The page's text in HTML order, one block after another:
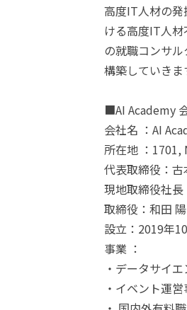
高度IT人材の発
ける高度IT人
の就職コンサ
構築していきま
■AI Academy
会社名 ：AI
所在地 ：
代表取締役：古
現地取締役社
取締役：和田
設立：2019年
事業 ：
・データサイ
・イベント運